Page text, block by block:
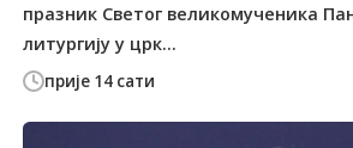
прије 14 сати
празник Светог великомученика
литургију у црк...